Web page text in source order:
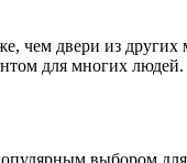
двери из других
для многих людей.
выбором